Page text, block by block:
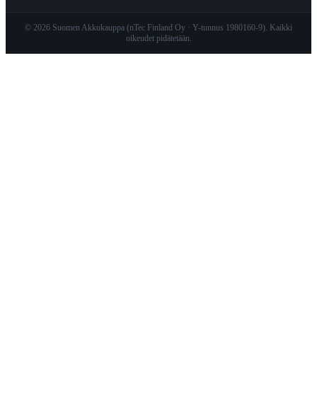
© 2026 Suomen Akkukauppa (nTec Finland Oy · Y-tunnus 1980160-9). Kaikki
oikeudet pidätetään.